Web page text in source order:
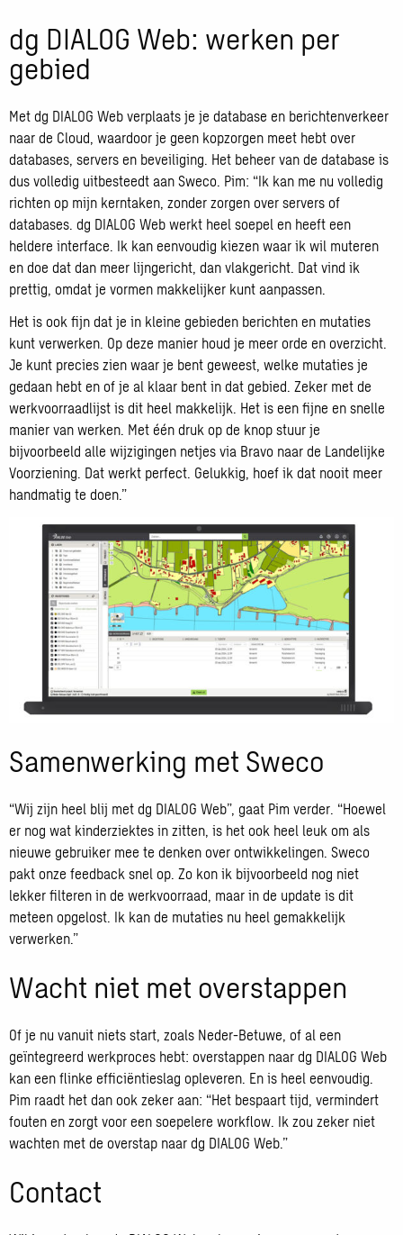
dg DIALOG Web: werken per
gebied
Met dg DIALOG Web verplaats je je database en berichtenverkeer
naar de Cloud, waardoor je geen kopzorgen meet hebt over
databases, servers en beveiliging. Het beheer van de database is
dus volledig uitbesteedt aan Sweco. Pim: “Ik kan me nu volledig
richten op mijn kerntaken, zonder zorgen over servers of
databases. dg DIALOG Web werkt heel soepel en heeft een
heldere interface. Ik kan eenvoudig kiezen waar ik wil muteren
en doe dat dan meer lijngericht, dan vlakgericht. Dat vind ik
prettig, omdat je vormen makkelijker kunt aanpassen.
Het is ook fijn dat je in kleine gebieden berichten en mutaties
kunt verwerken. Op deze manier houd je meer orde en overzicht.
Je kunt precies zien waar je bent geweest, welke mutaties je
gedaan hebt en of je al klaar bent in dat gebied. Zeker met de
werkvoorraadlijst is dit heel makkelijk. Het is een fijne en snelle
manier van werken. Met één druk op de knop stuur je
bijvoorbeeld alle wijzigingen netjes via Bravo naar de Landelijke
Voorziening. Dat werkt perfect. Gelukkig, hoef ik dat nooit meer
handmatig te doen.”
Samenwerking met Sweco
“Wij zijn heel blij met dg DIALOG Web”, gaat Pim verder. “Hoewel
er nog wat kinderziektes in zitten, is het ook heel leuk om als
nieuwe gebruiker mee te denken over ontwikkelingen. Sweco
pakt onze feedback snel op. Zo kon ik bijvoorbeeld nog niet
lekker filteren in de werkvoorraad, maar in de update is dit
meteen opgelost. Ik kan de mutaties nu heel gemakkelijk
verwerken.”
Wacht niet met overstappen
Of je nu vanuit niets start, zoals Neder-Betuwe, of al een
geïntegreerd werkproces hebt: overstappen naar dg DIALOG Web
kan een flinke efficiëntieslag opleveren. En is heel eenvoudig.
Pim raadt het dan ook zeker aan: “Het bespaart tijd, vermindert
fouten en zorgt voor een soepelere workflow. Ik zou zeker niet
wachten met de overstap naar dg DIALOG Web.”
Contact